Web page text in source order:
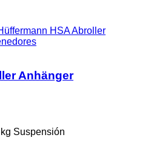
HSA Abroller
Anhänger
Suspensión